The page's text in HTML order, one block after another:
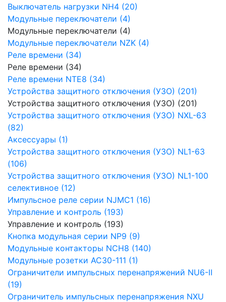
Выключатель нагрузки NH4 (20)
Модульные переключатели (4)
Модульные переключатели (4)
Модульные переключатели NZK (4)
Реле времени (34)
Реле времени (34)
Реле времени NTE8 (34)
Устройства защитного отключения (УЗО) (201)
Устройства защитного отключения (УЗО) (201)
Устройства защитного отключения (УЗО) NXL-63
(82)
Аксессуары (1)
Устройства защитного отключения (УЗО) NL1-63
(106)
Устройства защитного отключения (УЗО) NL1-100
селективное (12)
Импульсное реле серии NJMC1 (16)
Управление и контроль (193)
Управление и контроль (193)
Кнопка модульная серии NP9 (9)
Модульные контакторы NCH8 (140)
Модульные розетки AC30-111 (1)
Ограничители импульсных перенапряжений NU6-Ⅱ
(19)
Ограничитель импульсных перенапряжения NXU